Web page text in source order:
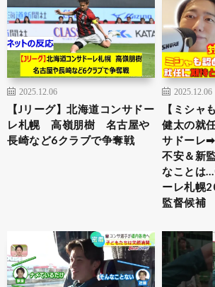
2025.12.06
【Jリーグ】北海道コンサドー
レ札幌 高嶺朋樹 名古屋や
長崎など6クラブで争奪戦
2025.12.06
【ミシャ
健太の就
サドーレ
不安＆新
なことは
ーレ札幌
監督候補